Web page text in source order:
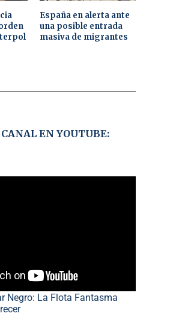
España en alerta ante
una posible entrada
masiva de migrantes
EN YOUTUBE:
Negro: La Flota Fantasma